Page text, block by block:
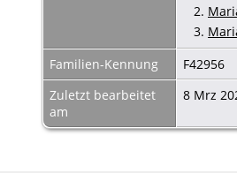
2.
3.
Familien-Kennung
F42956
Zuletzt bearbeitet
am
8 Mrz